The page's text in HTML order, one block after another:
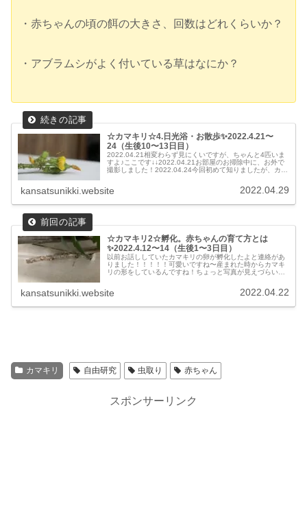
・赤ちゃんの頃の餌の大きさ、回数はどれくらいか？
・アブラムシがよく付いている草はなにか？
☆カマキリ☆4.日光浴・お散歩✨2022.4.21〜
24（生後10〜13日目）
2022.04.21相変わらず見にくいですが、ちゃんと4匹いま
すよ♪ここです↓↓2022.04.21お部屋のお掃除中に、お外で
撮影しました！2022.04.24今回初めて知りましたが、カマ
kansatsunikki.website 2022.04.29
☆カマキリ2☆孵化。赤ちゃんの育て方とは
✨2022.4.12〜14（生後1〜3日目）
以前お話ししていたカマキリの卵が孵化したよと連絡があ
りました！！！！！可愛いですね〜産まれた時からカマキ
リの形をしているんですね！ちょっと写真が見えづらいで
kansatsunikki.website 2022.04.22
カマキリ 自由研究 虫取り 赤ちゃん
スポンサーリンク